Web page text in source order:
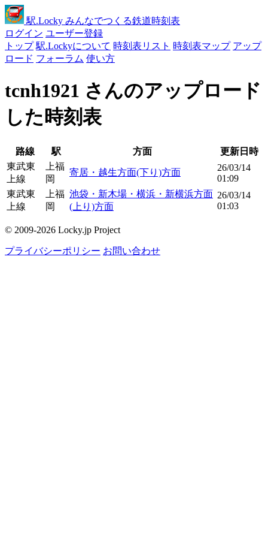
駅.Locky みんなでつくる鉄道時刻表
ログイン ユーザー登録
トップ 駅.Lockyについて 時刻表リスト 時刻表マップ アップ
ロード フォーラム 使い方
tcnh1921 さんのアップロード
した時刻表
路線 駅 方面
更新日時
東武東
上線
上福
岡
寄居・越生方面(下り)方面
26/03/14
01:09
東武東
上線
上福
岡
池袋・新木場・横浜・新横浜方面
(上り)方面
26/03/14
01:03
© 2009-2026 Locky.jp Project
プライバシーポリシー お問い合わせ